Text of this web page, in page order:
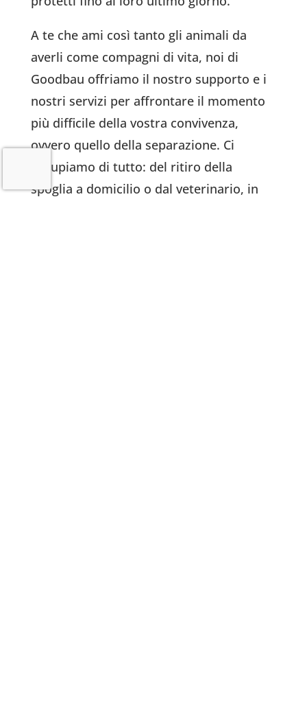
A te che ami così tanto gli animali da
averli come compagni di vita, noi di
Goodbau offriamo il nostro supporto e i
nostri servizi per affrontare il momento
più difficile della vostra convivenza,
ovvero quello della separazione. Ci
occupiamo di tutto: del ritiro della
spoglia a domicilio o dal veterinario, in